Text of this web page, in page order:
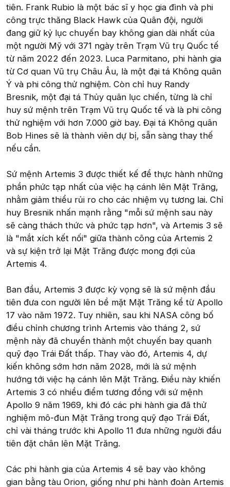
tiên. Frank Rubio là một bác sĩ y học gia đình và phi
công trực thăng Black Hawk của Quân đội, người
đang giữ kỷ lục chuyến bay không gian dài nhất của
một người Mỹ với 371 ngày trên Trạm Vũ trụ Quốc tế
từ năm 2022 đến 2023. Luca Parmitano, phi hành gia
từ Cơ quan Vũ trụ Châu Âu, là một đại tá Không quân
Ý và phi công thử nghiệm. Còn chỉ huy Randy
Bresnik, một đại tá Thủy quân lục chiến, từng là chỉ
huy sứ mệnh trên Trạm Vũ trụ Quốc tế và là phi công
thử nghiệm với hơn 7.000 giờ bay. Đại tá Không quân
Bob Hines sẽ là thành viên dự bị, sẵn sàng thay thế
nếu cần.
Sứ mệnh Artemis 3 được thiết kế để thực hành những
phần phức tạp nhất của việc hạ cánh lên Mặt Trăng,
nhằm giảm thiểu rủi ro cho các nhiệm vụ tương lai. Chỉ
huy Bresnik nhấn mạnh rằng "mỗi sứ mệnh sau này
sẽ càng thách thức và phức tạp hơn", và Artemis 3 sẽ
là "mắt xích kết nối" giữa thành công của Artemis 2
và sự kiện trở lại Mặt Trăng được mong đợi của
Artemis 4.
Ban đầu, Artemis 3 được kỳ vọng sẽ là sứ mệnh đầu
tiên đưa con người lên bề mặt Mặt Trăng kể từ Apollo
17 vào năm 1972. Tuy nhiên, sau khi NASA công bố
điều chỉnh chương trình Artemis vào tháng 2, sứ
mệnh này đã chuyển thành một chuyến bay quanh
quỹ đạo Trái Đất thấp. Thay vào đó, Artemis 4, dự
kiến không sớm hơn năm 2028, mới là sứ mệnh
hướng tới việc hạ cánh lên Mặt Trăng. Điều này khiến
Artemis 3 có nhiều điểm tương đồng với sứ mệnh
Apollo 9 năm 1969, khi đó các phi hành gia đã thử
nghiệm mô-đun Mặt Trăng trong quỹ đạo Trái Đất,
chỉ vài tháng trước khi Apollo 11 đưa những người đầu
tiên đặt chân lên Mặt Trăng.
Các phi hành gia của Artemis 4 sẽ bay vào không
gian bằng tàu Orion, giống như phi hành đoàn Artemis